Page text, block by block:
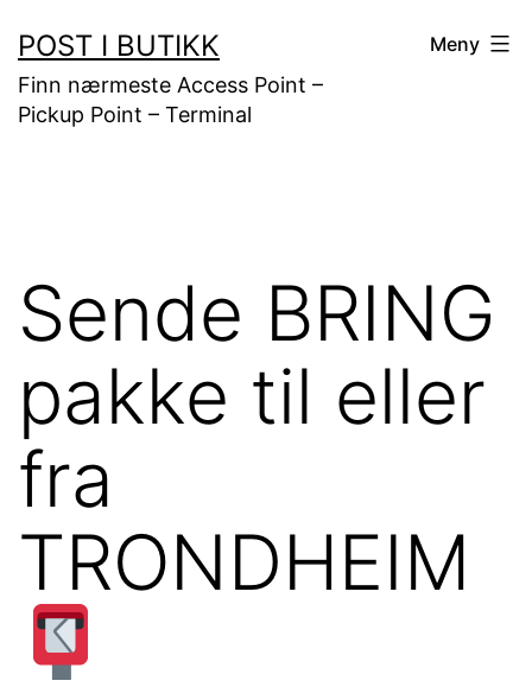
til
innhold
POST I BUTIKK
Finn nærmeste Access Point –
Pickup Point – Terminal
Meny
Sende BRING
pakke til eller
fra
TRONDHEIM